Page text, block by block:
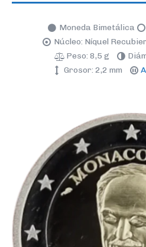
Moneda Bimetálica
Núcleo: Níquel
Peso: 8,5 g
Grosor: 2,2 mm